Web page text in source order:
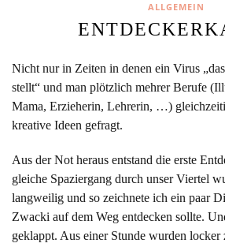
ALLGEMEIN
Nicht nur in Zeiten in denen ein Virus
stellt“ und man plötzlich mehrer Berufe
Mama, Erzieherin, Lehrerin, …)
kreative Ideen gefragt.
Aus der Not heraus entstand die erste
gleiche Spaziergang durch unser Viertel
langweilig und so zeichnete ich ein paar
Zwacki auf dem Weg entdecken sollte.
geklappt. Aus einer Stunde wurden